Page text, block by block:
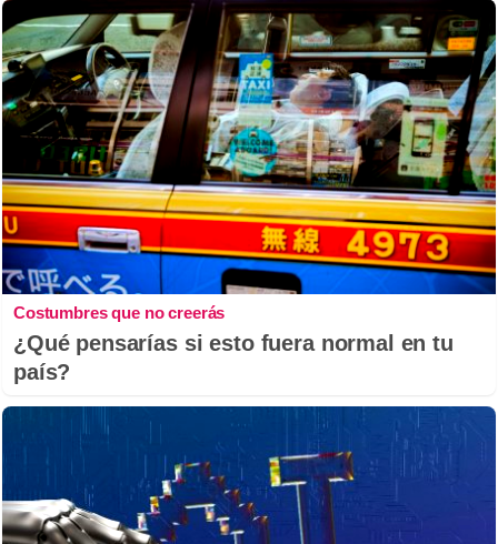
Costumbres que no creerás
¿Qué pensarías si esto fuera normal en tu
país?